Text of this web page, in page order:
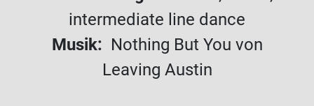
intermediate line dance
Musik: Nothing But You von
Leaving Austin